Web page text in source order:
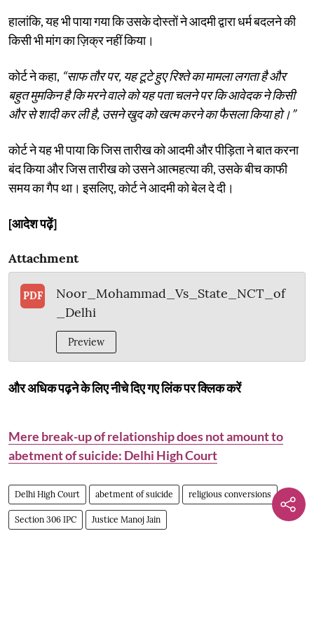
हालांकि, यह भी पाया गया कि उसके दोस्तों ने आदमी द्वारा धर्म बदलने की
किसी भी मांग का ज़िक्र नहीं किया।
कोर्ट ने कहा, “साफ तौर पर, यह टूटे हुए रिश्ते का मामला लगता है और
बहुत मुमकिन है कि मरने वाले को यह पता चलने पर कि आवेदक ने किसी
और से शादी कर ली है, उसने खुद को खत्म करने का फैसला किया हो।”
कोर्ट ने यह भी पाया कि जिस तारीख को आदमी और पीड़िता ने बात करना
बंद किया और जिस तारीख को उसने आत्महत्या की, उसके बीच काफी
समय का गैप था। इसलिए, कोर्ट ने आदमी को बेल दे दी।
[आदेश पढ़ें]
Attachment
PDF
Noor_Mohammad_Vs_State_NCT_of
_Delhi
Preview
और अधिक पढ़ने के लिए नीचे दिए गए लिंक पर क्लिक करें
Mere break-up of relationship does not amount to
abetment of suicide: Delhi High Court
Delhi High Court abetment of suicide religious conversions
Section 306 IPC Justice Manoj Jain